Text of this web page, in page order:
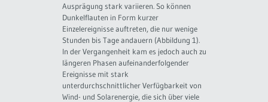
Ausprägung stark variieren. So können
Dunkelflauten in Form kurzer
Einzelereignisse auftreten, die nur wenige
Stunden bis Tage andauern (Abbildung 1).
In der Vergangenheit kam es jedoch auch zu
längeren Phasen aufeinanderfolgender
Ereignisse mit stark
unterdurchschnittlicher Verfügbarkeit von
Wind- und Solarenergie, die sich über viele